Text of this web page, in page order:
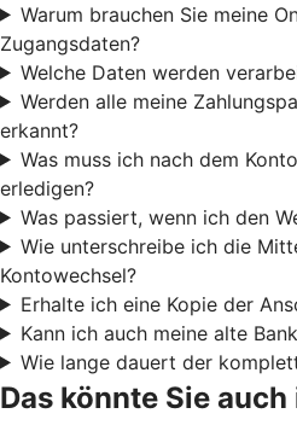
Warum brauchen Sie meine
Zugangsdaten?
Welche Daten werden
Werden alle meine
erkannt?
Was muss ich nach dem
erledigen?
Was passiert, wenn ich den
Wie unterschreibe ich die
Kontowechsel?
Erhalte ich eine Kopie der
Kann ich auch meine alte
Wie lange dauert der
Das könnte Sie